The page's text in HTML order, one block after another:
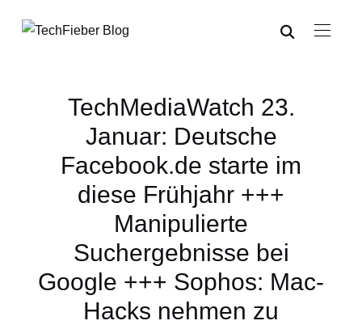
TechMediaWatch 23.
Januar: Deutsche
Facebook.de starte im
diese Frühjahr +++
Manipulierte
Suchergebnisse bei
Google +++ Sophos: Mac-
Hacks nehmen zu